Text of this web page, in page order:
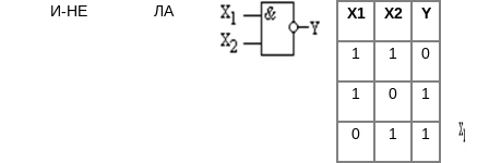
И-НЕ ЛА X1 X2 Y
1 1 0
1 0 1
0 1 1